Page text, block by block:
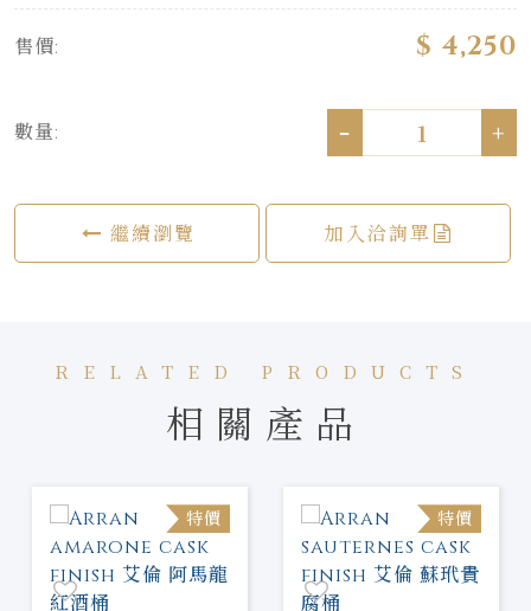
售價: $ 4,250
數量: - +
繼續瀏覽 加入洽詢單
RELATED PRODUCTS
相關產品
特價 特價